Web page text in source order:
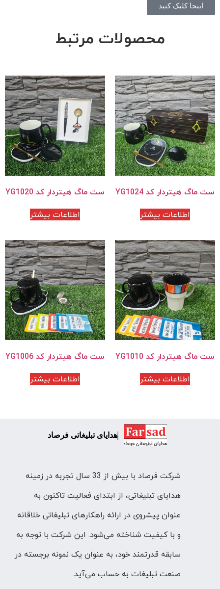
اینجا کلیک کنید
محصولات مرتبط
ست ماگ هیتردار کد YG1024
اطلاعات بیشتر
ست ماگ هیتردار کد YG1020
اطلاعات بیشتر
ست ماگ هیتردار کد YG1010
اطلاعات بیشتر
ست ماگ هیتردار کد YG1006
اطلاعات بیشتر
هدایای تبلیغاتی فرصاد
شرکت فرصاد با بیش از 33 سال تجربه در زمینه
هدایای تبلیغاتی، از ابتدای فعالیت تاکنون به
عنوان پیشروی در ارائه راهکارهای تبلیغاتی خلاقانه
و با کیفیت شناخته می‌شود. این شرکت با توجه به
سابقه قدرتمند خود، به عنوان یک نمونه برجسته در
صنعت تبلیغات به حساب می‌آید.